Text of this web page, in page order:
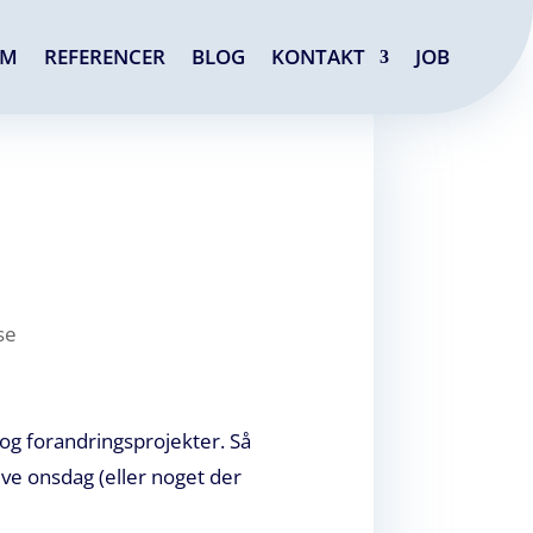
REFERENCER BLOG KONTAKT JOB
forandringsprojekter. Så
onsdag (eller noget der